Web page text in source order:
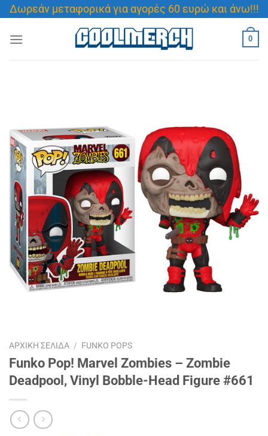
Μετάβαση
στο
περιεχόμενο
Δωρεάν μεταφορικά για αγορές 60 ευρώ και άνω!!!
0
ΑΡΧΙΚΉ ΣΕΛΊΔΑ / FUNKO POPS
Funko Pop! Marvel Zombies – Zombie
Deadpool, Vinyl Bobble-Head Figure #661